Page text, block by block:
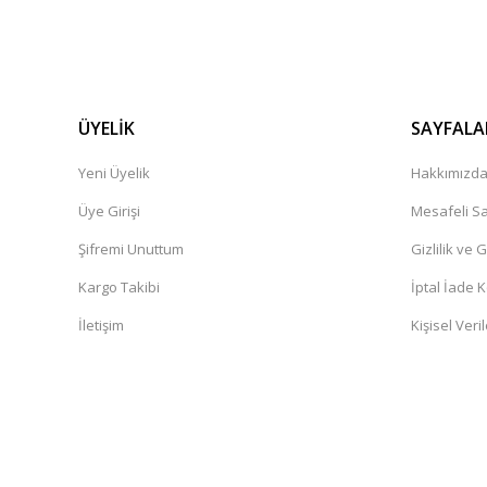
ÜYELİK
Yeni Üyelik
Üye Girişi
Şifremi Unuttum
Kargo Takibi
İletişim
Hakkımızda
Mesafeli
Gizlilik ve
İptal İade
Kişisel